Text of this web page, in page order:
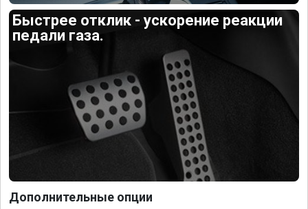
Быстрее отклик - ускорение реакции
педали газа.
Дополнительные опции